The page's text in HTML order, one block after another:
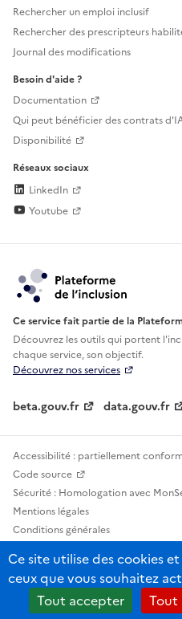
Rechercher un emploi inclusif
Rechercher des prescripteurs
Journal des modifications
Besoin d'aide ?
Documentation
Qui peut bénéficier des contrats
Disponibilité
Réseaux sociaux
LinkedIn
Youtube
Ce service fait partie de la
Découvrez les outils qui portent
chaque service, son objectif.
Découvrez nos services
beta.gouv.fr data.gouv.fr
Accessibilité : partiellement
Code source
Sécurité : Homologation avec
Mentions légales
Conditions générales
Statistiques, lexiques et indicateurs
Sauf mention contraire, tous les
etalab-2.0
Ce site utilise des cookies
ceux que vous souhaitez
Tout accepter
Tout